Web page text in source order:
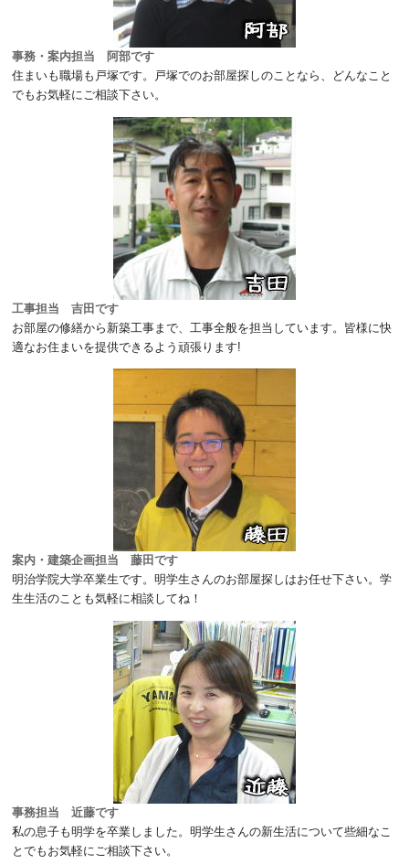
事務・案内担当 阿部です
住まいも職場も戸塚です。戸塚でのお部屋探しのことなら、どんなこと
でもお気軽にご相談下さい。
工事担当 吉田です
お部屋の修繕から新築工事まで、工事全般を担当しています。皆様に快
適なお住まいを提供できるよう頑張ります!
案内・建築企画担当 藤田です
明治学院大学卒業生です。明学生さんのお部屋探しはお任せ下さい。学
生生活のことも気軽に相談してね！
事務担当 近藤です
私の息子も明学を卒業しました。明学生さんの新生活について些細なこ
とでもお気軽にご相談下さい。